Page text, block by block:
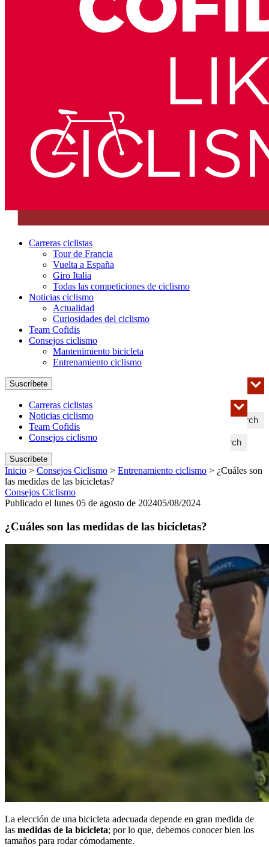
Carreras ciclistas
Tour de Francia
Vuelta a España
Giro Italia
Todas las competiciones de ciclismo
Noticias ciclismo
Actualidad
Curiosidades del ciclismo
Team Cofidis
Consejos ciclismo
Mantenimiento bicicleta
Entrenamiento ciclismo
Search
Suscríbete
Search
Carreras ciclistas
Noticias ciclismo
Team Cofidis
Consejos ciclismo
Suscríbete
Inicio > Consejos Ciclismo > Entrenamiento ciclismo > ¿Cuáles son
las medidas de las bicicletas?
Consejos Ciclismo
Publicado el lunes 05 de agosto de 202405/08/2024
¿Cuáles son las medidas de las bicicletas?
La elección de una bicicleta adecuada depende en gran medida de
las medidas de la bicicleta; por lo que, debemos conocer bien los
tamaños para rodar cómodamente.